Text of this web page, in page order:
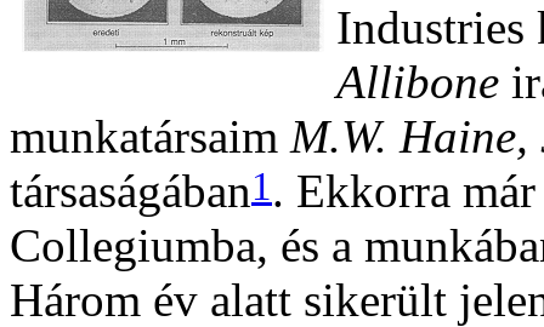
Industries
Allibone
munkatársaim M.W.
társaságában1. Ekkorra
Collegiumba, és a
Három év alatt sikerült